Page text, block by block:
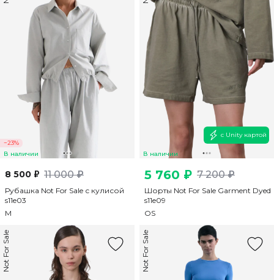
−23%
В наличии
8 500 ₽ 11 000 ₽
Рубашка Not For Sale с кулисой
s11e03
M
В наличии
с Unity картой
5 760 ₽ 7 200 ₽
Шорты Not For Sale Garment Dyed
s11e09
OS
Not For Sale Not For Sale